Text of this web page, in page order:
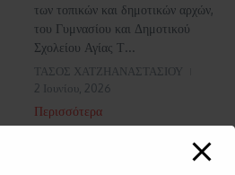
των τοπικών και δημοτικών αρχών,
του Γυμνασίου και Δημοτικού
Σχολείου Αγίας Τ...
ΤΑΣΟΣ ΧΑΤΖΗΑΝΑΣΤΑΣΙΟΥ
2 Ιουνίου, 2026
Περισσότερα